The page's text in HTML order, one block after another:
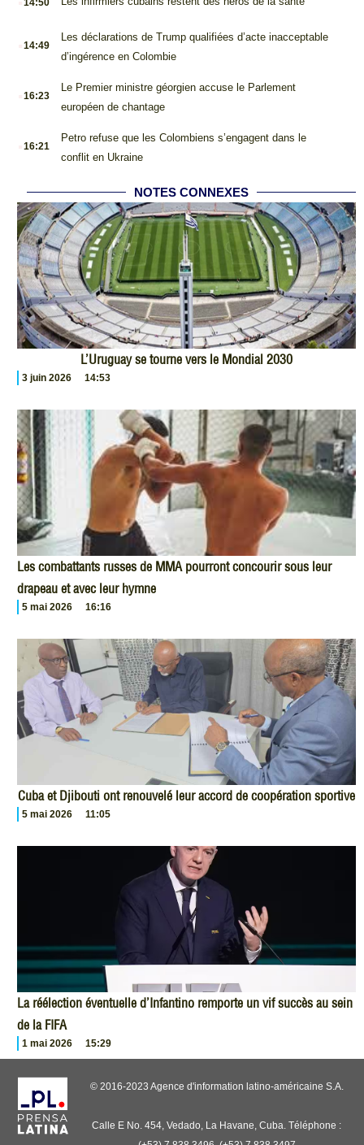
14:50
14:49
Les déclarations de Trump qualifiées d’acte inacceptable
d’ingérence en Colombie
16:23
Le Premier ministre géorgien accuse le Parlement
européen de chantage
16:21
Petro refuse que les Colombiens s’engagent dans le
conflit en Ukraine
NOTES CONNEXES
L’Uruguay se tourne vers le Mondial 2030
3 juin 2026 14:53
Les combattants russes de MMA pourront concourir sous leur
drapeau et avec leur hymne
5 mai 2026 16:16
Cuba et Djibouti ont renouvelé leur accord de coopération sportive
5 mai 2026 11:05
La réélection éventuelle d’Infantino remporte un vif succès au sein
de la FIFA
1 mai 2026 15:29
© 2016-2023 Agence d'information latino-américaine S.A.
Calle E No. 454, Vedado, La Havane, Cuba. Téléphone :